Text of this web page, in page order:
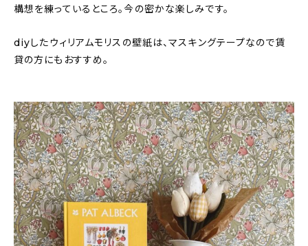
構想を練っているところ。今の密かな楽しみです。
diyしたウィリアムモリスの壁紙は、マスキングテープなので賃
貸の方にもおすすめ。